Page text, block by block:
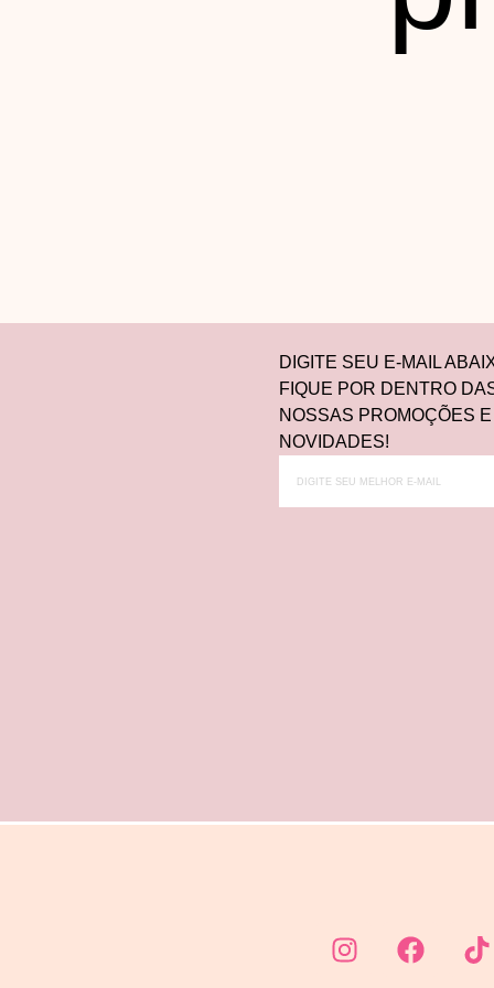
DIGITE SEU E-MAIL
FIQUE POR DENTRO
NOSSAS PROMOÇÕES E
NOVIDADES!